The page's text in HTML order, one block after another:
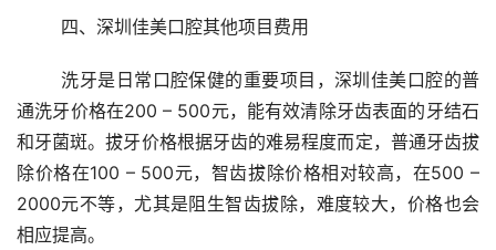
	四、深圳佳美口腔其他项目费用
	洗牙是日常口腔保健的重要项目，深圳佳美口腔的普
通洗牙价格在200 – 500元，能有效清除牙齿表面的牙结石
和牙菌斑。拔牙价格根据牙齿的难易程度而定，普通牙齿拔
除价格在100 – 500元，智齿拔除价格相对较高，在500 –
2000元不等，尤其是阻生智齿拔除，难度较大，价格也会
相应提高。